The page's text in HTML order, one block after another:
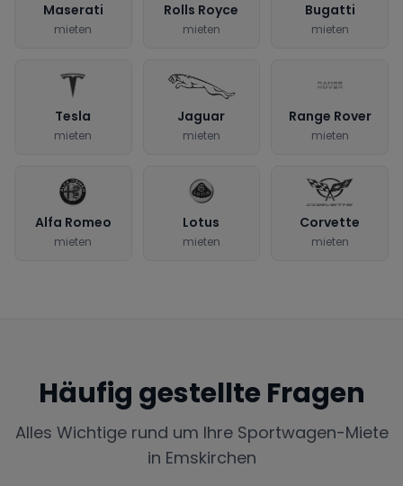
Maserati
mieten
Rolls Royce
mieten
Bugatti
mieten
Tesla
mieten
Jaguar
mieten
Range Rover
mieten
Alfa Romeo
mieten
Lotus
mieten
Corvette
mieten
Häufig gestellte Fragen
Alles Wichtige rund um Ihre Sportwagen-Miete
in Emskirchen